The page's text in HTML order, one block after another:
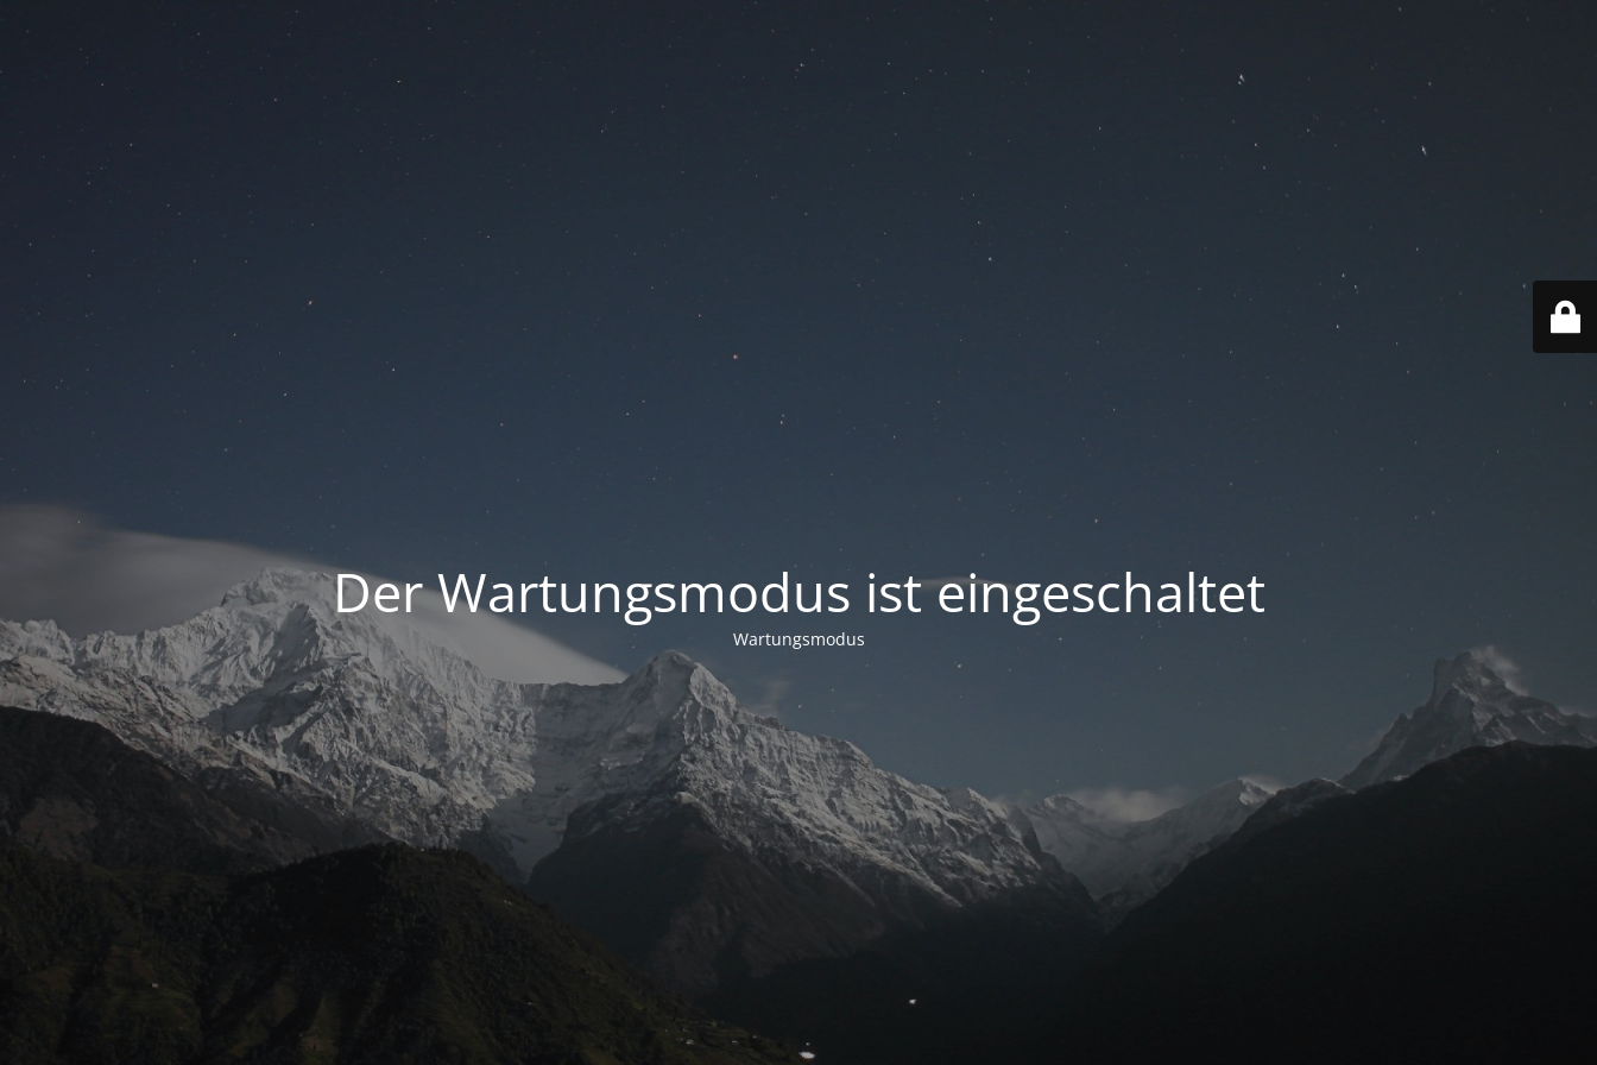
Der Wartungsmodus ist eingeschaltet
Wartungsmodus